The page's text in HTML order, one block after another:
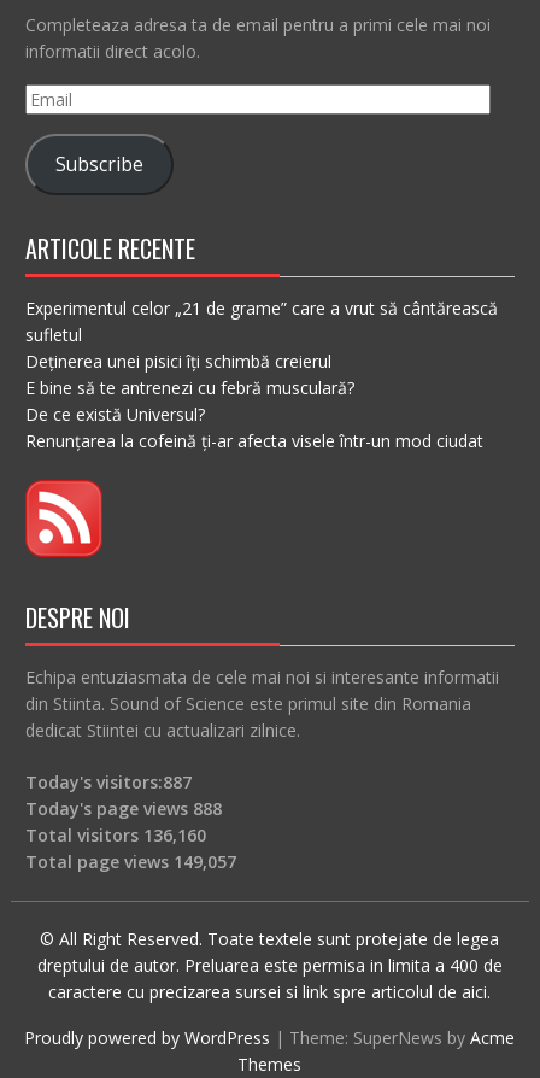
Completeaza adresa ta de email pentru a primi cele mai noi
informatii direct acolo.
Email
Subscribe
ARTICOLE RECENTE
Experimentul celor „21 de grame” care a vrut să cântărească
sufletul
Deținerea unei pisici îți schimbă creierul
E bine să te antrenezi cu febră musculară?
De ce există Universul?
Renunțarea la cofeină ți-ar afecta visele într-un mod ciudat
DESPRE NOI
Echipa entuziasmata de cele mai noi si interesante informatii
din Stiinta. Sound of Science este primul site din Romania
dedicat Stiintei cu actualizari zilnice.
Today's visitors:887
Today's page views 888
Total visitors 136,160
Total page views 149,057
© All Right Reserved. Toate textele sunt protejate de legea
dreptului de autor. Preluarea este permisa in limita a 400 de
caractere cu precizarea sursei si link spre articolul de aici.
Proudly powered by WordPress | Theme: SuperNews byAcme
Themes